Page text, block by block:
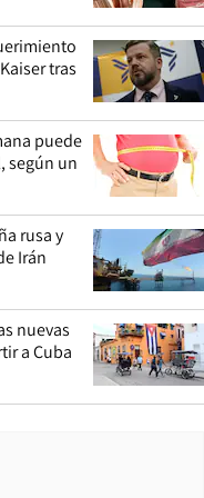
tras
puede
según un
rusa y
Irán
nuevas
a Cuba